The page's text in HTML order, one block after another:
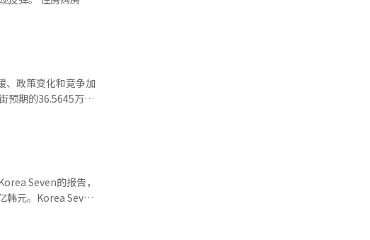
力水平。当前测算
并在2024年第二
三个季度再次下行，
成为推高偿债压力
。 从区域
约42.4%的收入用
策调整及市场波动
、政策变化和竞争加
预期的36.5645万
占大部分，其它车
场对需求恢复的信
感，年度交付量连
可能刺激电动车需
素共同作用，影响
Seven的报告，
韩元。Korea Seven
加剧，但仍实现了